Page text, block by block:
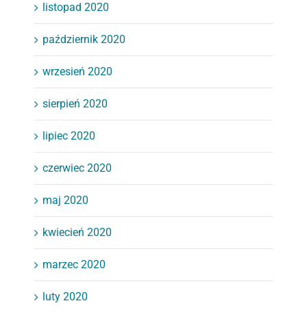
listopad 2020
październik 2020
wrzesień 2020
sierpień 2020
lipiec 2020
czerwiec 2020
maj 2020
kwiecień 2020
marzec 2020
luty 2020